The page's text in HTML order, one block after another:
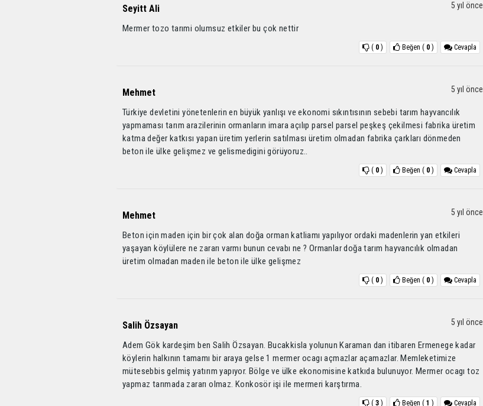
Seyitt Ali 5 yıl önce
Mermer tozo tarımi olumsuz etkiler bu çok nettir
Cevapla
Beğen ( 0 )
( 0 )
Mehmet 5 yıl önce
Türkiye devletini yönetenlerin en büyük yanlışı ve ekonomi sıkıntısının sebebi tarım hayvancılık
yapmaması tarım arazilerinin ormanların imara açılıp parsel parsel peşkeş çekilmesi fabrika üretim
katma değer katkısı yapan üretim yerlerin satılması üretim olmadan fabrika çarkları dönmeden
beton ile ülke gelişmez ve gelismedigini görüyoruz..
Cevapla
Beğen ( 0 )
( 0 )
Mehmet 5 yıl önce
Beton için maden için bir çok alan doğa orman katliamı yapılıyor ordaki madenlerin yan etkileri
yaşayan köylülere ne zararı varmı bunun cevabı ne ? Ormanlar doğa tarım hayvancılık olmadan
üretim olmadan maden ile beton ile ülke gelişmez
Cevapla
Beğen ( 0 )
( 0 )
Salih Özsayan 5 yıl önce
Adem Gök kardeşim ben Salih Özsayan. Bucakkisla yolunun Karaman dan itibaren Ermenege kadar
köylerin halkının tamamı bir araya gelse 1 mermer ocagı açmazlar açamazlar. Memleketimize
mütesebbis gelmiş yatırım yapıyor. Bölge ve ülke ekonomisine katkıda bulunuyor. Mermer ocagı toz
yapmaz tarımada zararı olmaz. Konkosör işi ile mermeri karştırma.
Cevapla
Beğen ( 1 )
( 3 )